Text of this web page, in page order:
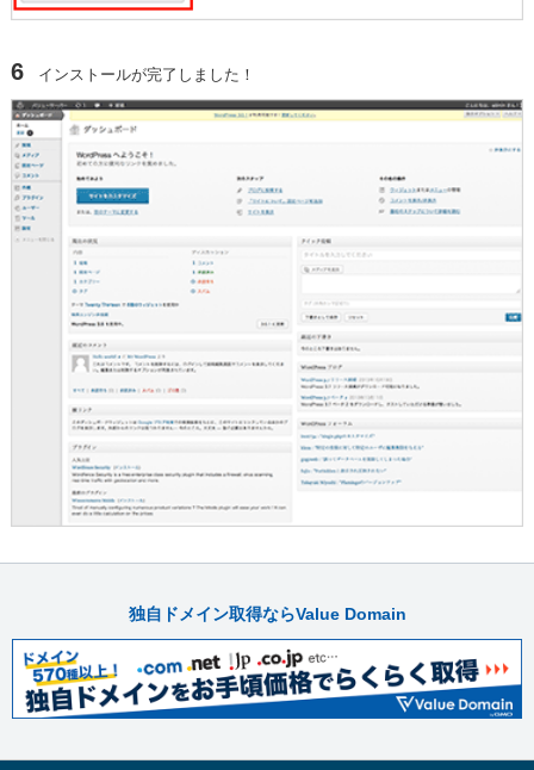
6 インストールが完了しました！
独自ドメイン取得ならValue Domain